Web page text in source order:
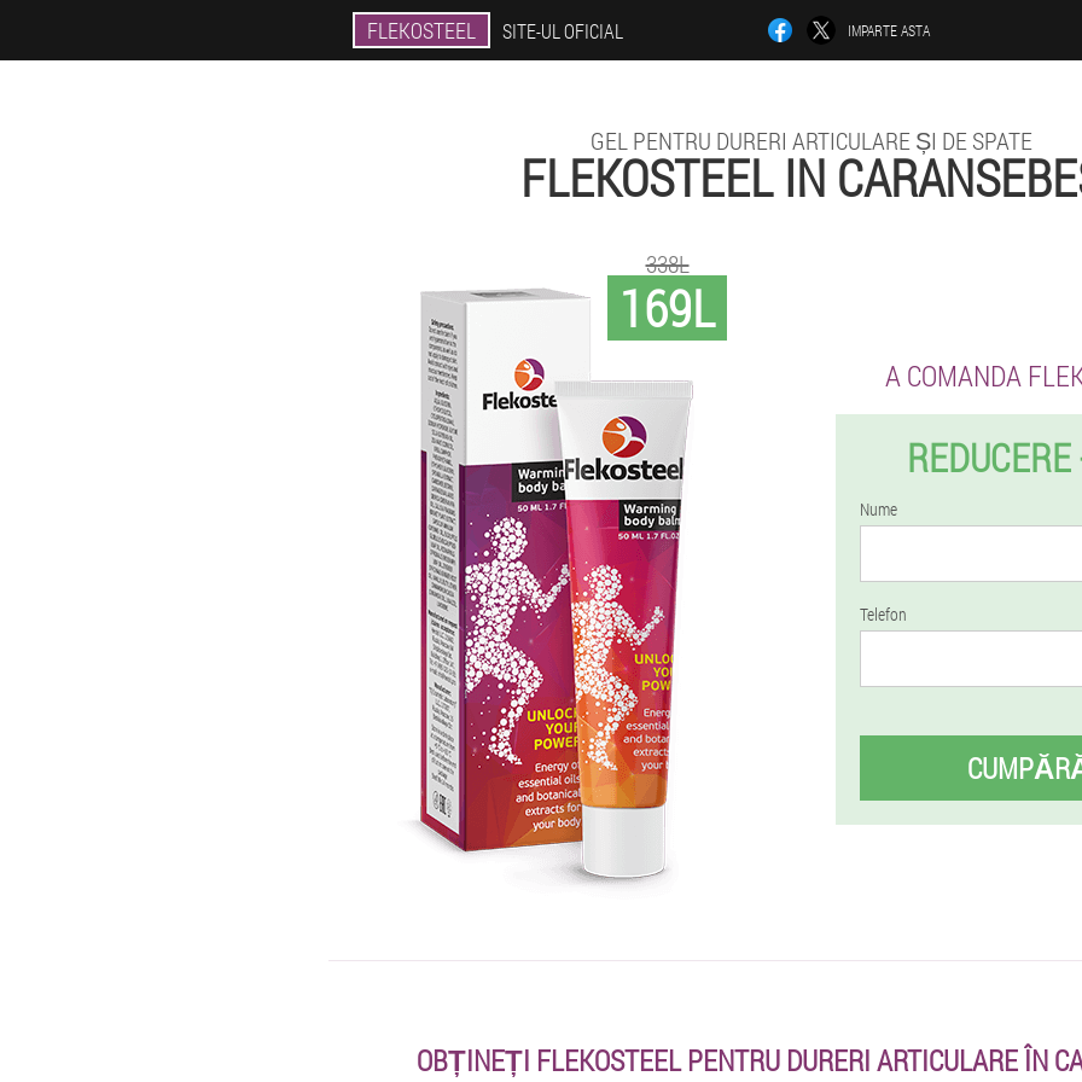
FLEKOSTEEL SITE-UL OFICIAL IMPARTE ASTA
GEL PENTRU DURERI ARTICULARE ȘI DE SPATE
FLEKOSTEEL IN
169L
338L
A COMANDA
Nume
Telefon
OBȚINEȚI FLEKOSTEEL PENTRU DURERI ARTICULARE ÎN